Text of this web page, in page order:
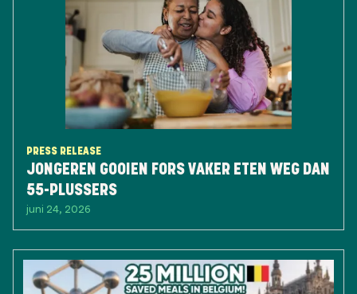
PRESS RELEASE
JONGEREN GOOIEN FORS VAKER ETEN WEG DAN
55-PLUSSERS
juni 24, 2026